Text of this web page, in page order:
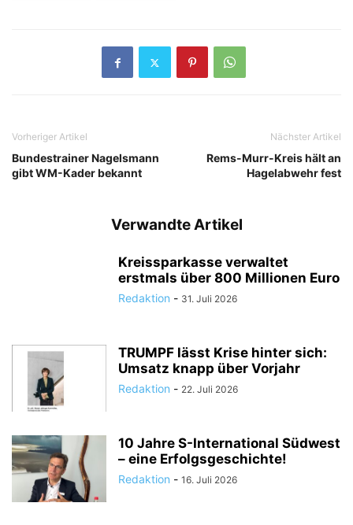
Vorheriger Artikel
Bundestrainer Nagelsmann
gibt WM-Kader bekannt
Nächster Artikel
Rems-Murr-Kreis hält an
Hagelabwehr fest
Verwandte Artikel
Kreissparkasse verwaltet
erstmals über 800 Millionen Euro
Redaktion - 31. Juli 2026
TRUMPF lässt Krise hinter sich:
Umsatz knapp über Vorjahr
Redaktion - 22. Juli 2026
10 Jahre S-International Südwest
– eine Erfolgsgeschichte!
Redaktion - 16. Juli 2026